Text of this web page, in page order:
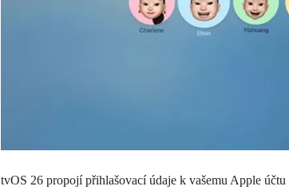
tvOS 26 propojí přihlašovací údaje k vašemu Apple